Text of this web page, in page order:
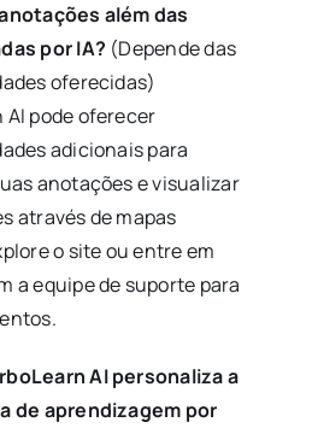
além das
por IA? (Depende das
oferecidas)
AI pode oferecer
adicionais para
anotações e visualizar
através de mapas
o site ou entre em
a equipe de suporte para
AI personaliza a
de aprendizagem por